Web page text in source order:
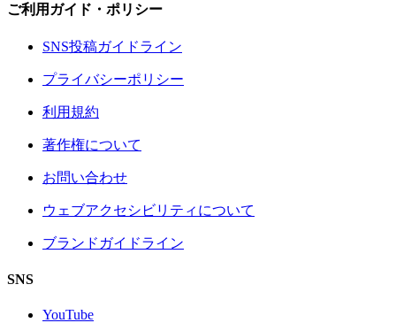
ご利用ガイド・ポリシー
SNS投稿ガイドライン
プライバシーポリシー
利用規約
著作権について
お問い合わせ
ウェブアクセシビリティについて
ブランドガイドライン
SNS
YouTube